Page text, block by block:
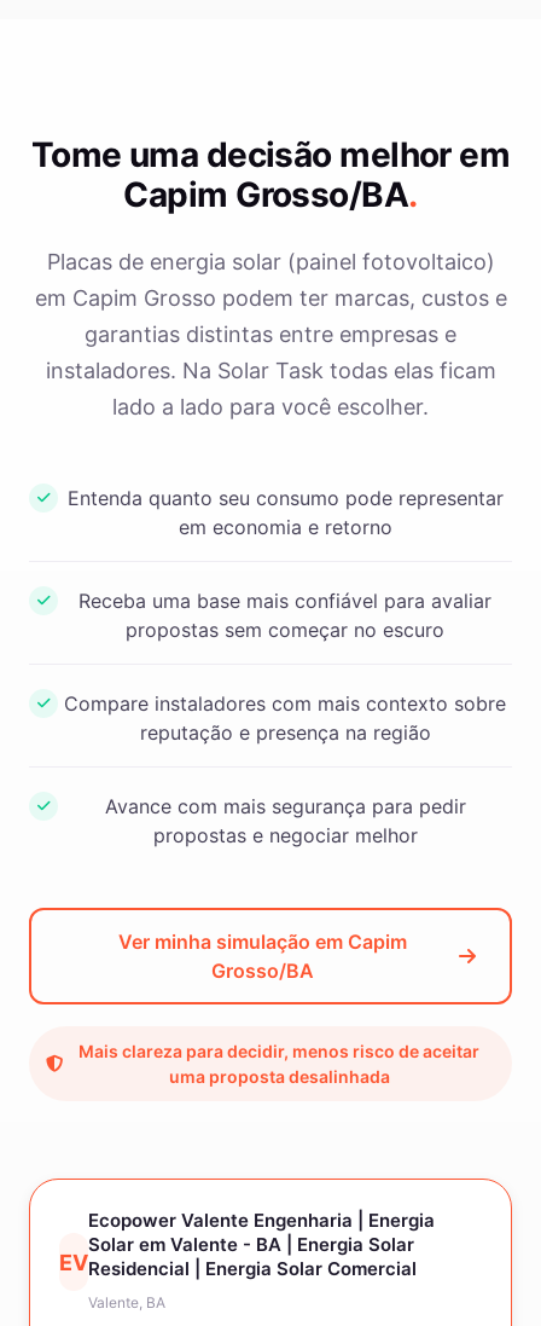
EV
Ecopower Valente Engenharia | Energia
Solar em Valente - BA | Energia Solar
Residencial | Energia Solar Comercial
Valente, BA
Tome uma decisão melhor em
Capim Grosso/BA.
Placas de energia solar (painel fotovoltaico)
em Capim Grosso podem ter marcas, custos e
garantias distintas entre empresas e
instaladores. Na Solar Task todas elas ficam
lado a lado para você escolher.
Entenda quanto seu consumo pode representar
em economia e retorno
Receba uma base mais confiável para avaliar
propostas sem começar no escuro
Compare instaladores com mais contexto sobre
reputação e presença na região
Avance com mais segurança para pedir
propostas e negociar melhor
Ver minha simulação em Capim
Grosso/BA
Mais clareza para decidir, menos risco de aceitar
uma proposta desalinhada